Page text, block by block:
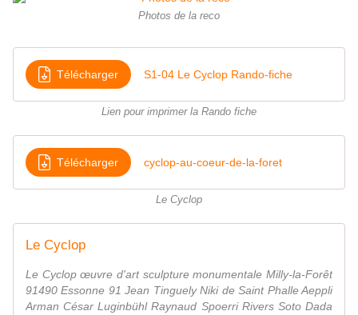
Photos de la reco
Télécharger S1-04 Le Cyclop Rando-fiche
Lien pour imprimer la Rando fiche
Télécharger cyclop-au-coeur-de-la-foret
Le Cyclop
Le Cyclop
Le Cyclop œuvre d'art sculpture monumentale Milly-la-Forêt
91490 Essonne 91 Jean Tinguely Niki de Saint Phalle Aeppli
Arman César Luginbühl Raynaud Spoerri Rivers Soto Dada